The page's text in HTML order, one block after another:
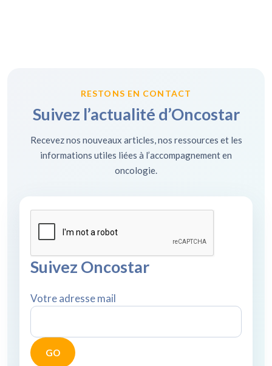
RESTONS EN CONTACT
Suivez l’actualité d’Oncostar
Recevez nos nouveaux articles, nos ressources et les
informations utiles liées à l’accompagnement en
oncologie.
Suivez Oncostar
Votre adresse mail